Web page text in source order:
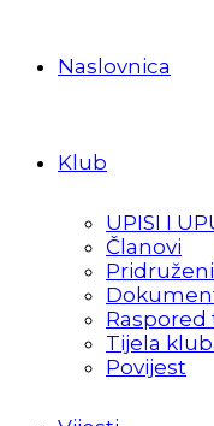
Naslovnica
Klub
UPISI I
Članovi
Tijela
Povijest